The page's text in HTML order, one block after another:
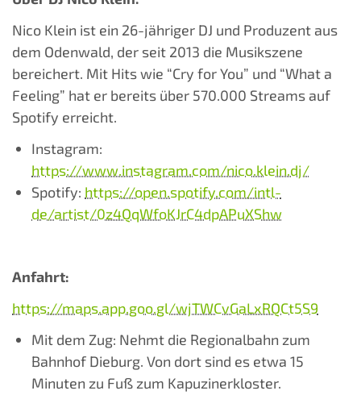
Nico Klein ist ein 26-jähriger DJ und Produzent aus
dem Odenwald, der seit 2013 die Musikszene
bereichert. Mit Hits wie “Cry for You” und “What a
Feeling” hat er bereits über 570.000 Streams auf
Spotify erreicht.
Instagram:
https://www.instagram.com/nico.klein.dj/
Spotify: https://open.spotify.com/intl-
de/artist/0z4QqWfoKJrC4dpAPuXShw
Anfahrt:
https://maps.app.goo.gl/wjTWCvGaLxRQCt5S9
Mit dem Zug: Nehmt die Regionalbahn zum
Bahnhof Dieburg. Von dort sind es etwa 15
Minuten zu Fuß zum Kapuzinerkloster.